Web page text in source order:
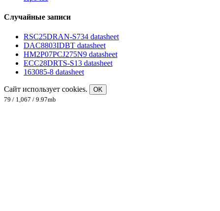
Случайные записи
RSC25DRAN-S734 datasheet
DAC8803IDBT datasheet
HM2P07PCJ275N9 datasheet
ECC28DRTS-S13 datasheet
163085-8 datasheet
Сайт использует cookies.
OK
79 / 1,067 / 9.97mb